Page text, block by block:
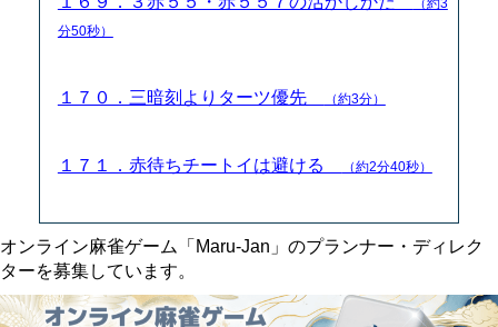
分50秒）
１７０．三暗刻よりターツ優先 （約3分）
１７１．赤待ちチートイは避ける （約2分40秒）
オンライン麻雀ゲーム「Maru-Jan」のプランナー・ディレク
ターを募集しています。